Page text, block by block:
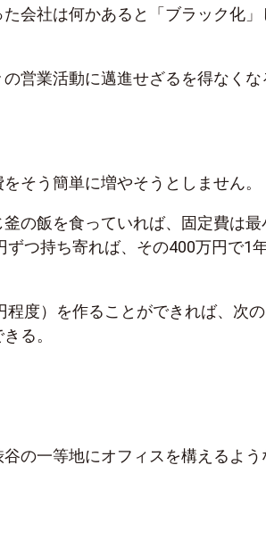
会社は何かあると「ブラック化」
営業活動に邁進せざるを得なくな
そう簡単に増やそうとしません。
の飯を食っていれば、固定費は最
つ持ち寄れば、その400万円で1
度）を作ることができれば、次
る。
の一等地にオフィスを構えるよう